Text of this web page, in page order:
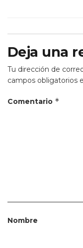
Deja una
Tu dirección de
campos obligatorios
Comentario *
Nombre